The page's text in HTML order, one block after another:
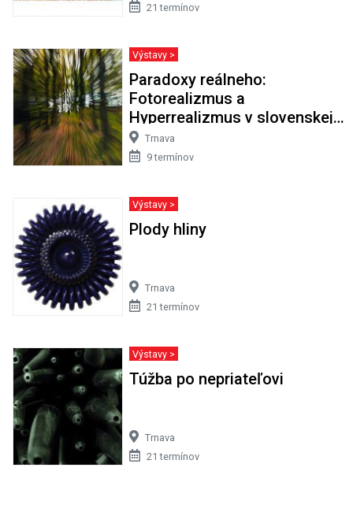
21 termínov
Výstavy >
Paradoxy reálneho:
Fotorealizmus a
Hyperrealizmus v slovenskej
maľbe
Trnava
9 termínov
Výstavy >
Plody hliny
Trnava
21 termínov
Výstavy >
Túžba po nepriateľovi
Trnava
21 termínov